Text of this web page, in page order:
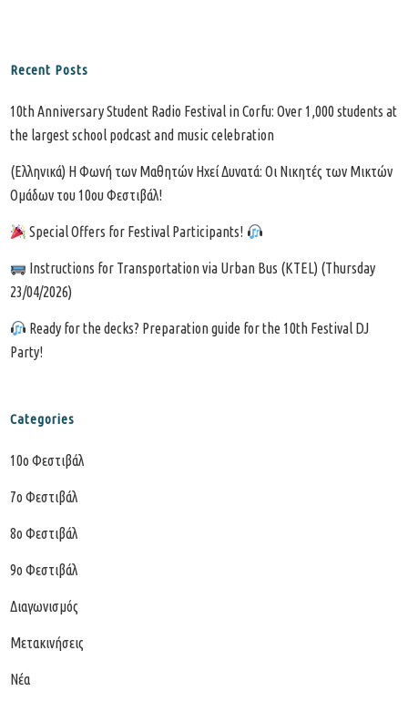
Recent Posts
10th Anniversary Student Radio Festival in Corfu: Over 1,000 students at
the largest school podcast and music celebration
(Ελληνικά) Η Φωνή των Μαθητών Ηχεί Δυνατά: Οι Νικητές των Μικτών
Ομάδων του 10ου Φεστιβάλ!
Special Offers for Festival Participants!
Instructions for Transportation via Urban Bus (KTEL) (Thursday
23/04/2026)
Ready for the decks? Preparation guide for the 10th Festival DJ
Party!
Categories
10o Φεστιβάλ
7o Φεστιβάλ
8ο Φεστιβάλ
9ο Φεστιβάλ
Διαγωνισμός
Μετακινήσεις
Νέα